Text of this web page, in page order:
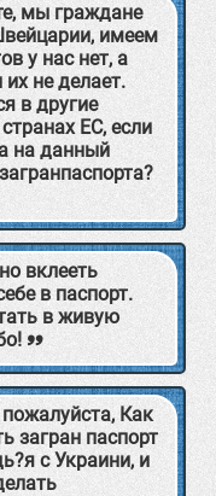
мы граждане
имеем
у нас нет, а
не делает.
в другие
ЕС, если
на данный
вклееть
в паспорт.
в живую
Как
загран паспорт
с Украини, и